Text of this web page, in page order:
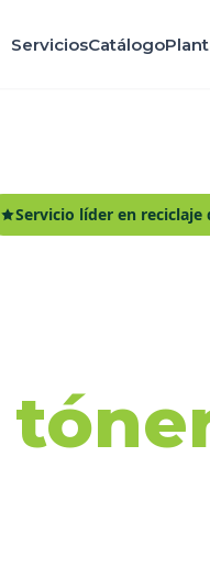
ServiciosCatálogo
Servicio líder en reciclaje